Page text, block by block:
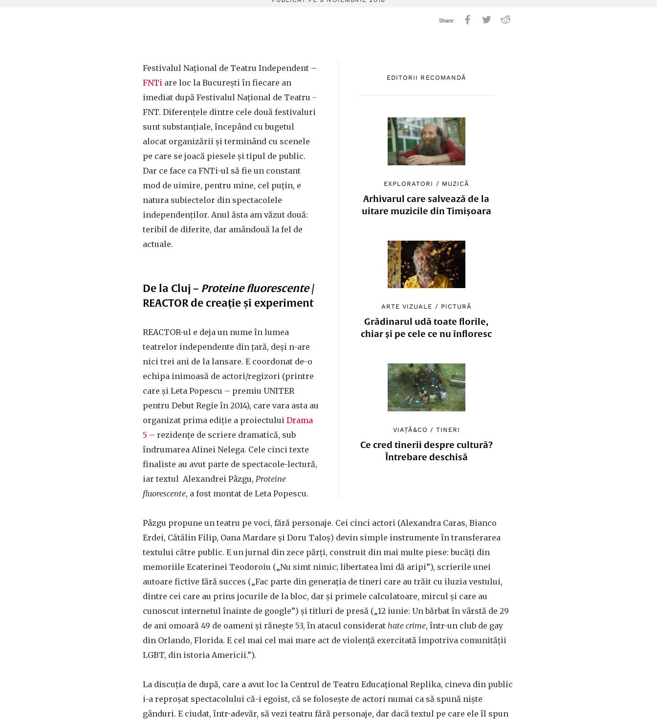
EDITORII RECOMANDĂ
EXPLORATORI / MUZICĂ
Arhivarul care salvează de la
uitare muzicile din Timișoara
ARTE VIZUALE / PICTURĂ
Grădinarul udă toate florile,
chiar și pe cele ce nu înfloresc
VIAȚĂ&CO /TINERI
Ce cred tinerii despre cultură?
Întrebare deschisă
Festivalul Național de Teatru Independent –
FNTi are loc la București în fiecare an
imediat după Festivalul Național de Teatru -
FNT. Diferențele dintre cele două festivaluri
sunt substanțiale, începând cu bugetul
alocat organizării și terminând cu scenele
pe care se joacă piesele și tipul de public.
Dar ce face ca FNTi-ul să fie un constant
mod de uimire, pentru mine, cel puțin, e
natura subiectelor din spectacolele
independenților. Anul ăsta am văzut două:
teribil de diferite, dar amândouă la fel de
actuale.
De la Cluj – Proteine fluorescente/
REACTOR de creație și experiment
REACTOR-ul e deja un nume în lumea
teatrelor independente din țară, deși n-are
nici trei ani de la lansare. E coordonat de-o
echipa inimoasă de actori/regizori (printre
care și Leta Popescu – premiu UNITER
pentru Debut Regie în 2014), care vara asta au
organizat prima ediție a proiectului Drama
5 – rezidențe de scriere dramatică, sub
îndrumarea Alinei Nelega. Cele cinci texte
finaliste au avut parte de spectacole-lectură,
iar textul Alexandrei Pâzgu, Proteine
fluorescente, a fost montat de Leta Popescu.
Pâzgu propune un teatru pe voci, fără personaje. Cei cinci actori (Alexandra Caras, Bianco
Erdei, Cătălin Filip, Oana Mardare și Doru Taloș) devin simple instrumente în transferarea
textului către public. E un jurnal din zece părți, construit din mai multe piese: bucăți din
memoriile Ecaterinei Teodoroiu („Nu simt nimic; libertatea îmi dă aripi”), scrierile unei
autoare fictive fără succes („Fac parte din generația de tineri care au trăit cu iluzia vestului,
dintre cei care au prins jocurile de la bloc, dar și primele calculatoare, mircul și care au
cunoscut internetul înainte de google”) și titluri de presă („12 iunie: Un bărbat în vârstă de 29
de ani omoară 49 de oameni și rănește 53, în atacul considerat hate crime, într-un club de gay
din Orlando, Florida. E cel mai cel mai mare act de violență exercitată împotriva comunității
LGBT, din istoria Americii.”).
La discuția de după, care a avut loc la Centrul de Teatru Educațional Replika, cineva din public
i-a reproșat spectacolului că-i egoist, că se folosește de actori numai ca să spună niște
gânduri. E ciudat, într-adevăr, să vezi teatru fără personaje, dar dacă textul pe care ele îl spun